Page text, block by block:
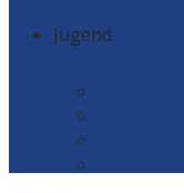
Jugend